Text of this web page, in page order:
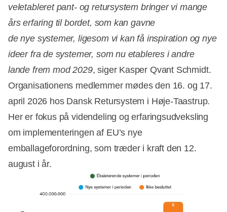
veletableret pant- og retursystem bringer vi mange
års erfaring til bordet, som kan gavne
de nye systemer, ligesom vi kan få inspiration og nye
ideer fra de systemer, som nu etableres i andre
lande frem mod 2029, siger Kasper Qvant Schmidt.
Organisationens medlemmer mødes den 16. og 17.
april 2026 hos Dansk Retursystem i Høje-Taastrup.
Her er fokus på videndeling og erfaringsudveksling
om implementeringen af EU’s nye
emballageforordning, som træder i kraft den 12.
august i år.